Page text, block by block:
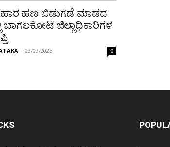
ಹಣ ಬಿಡುಗಡೆ ಮಾಡದ
ಬಾಗಲಕೋಟೆ ಜಿಲ್ಲಾಧಿಕಾರಿಗಳ
- 03/09/2025 0